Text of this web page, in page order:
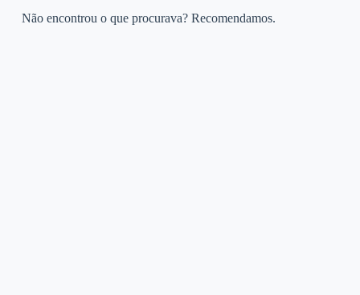
Não encontrou o que procurava? Recomendamos.